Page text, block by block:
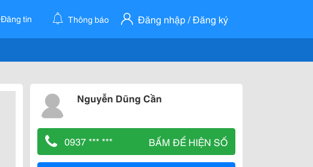
Đăng tin Thông báo Đăng nhập / Đăng ký
Nguyễn Dũng Cần
0937 *** *** BẤM ĐỂ HIỆN SỐ